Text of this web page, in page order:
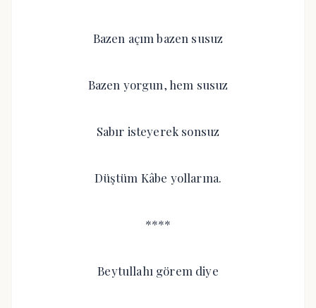
Bazen açım bazen susuz
Bazen yorgun, hem susuz
Sabır isteyerek sonsuz
Düştüm Kâbe yollarına.
****
Beytullahı görem diye